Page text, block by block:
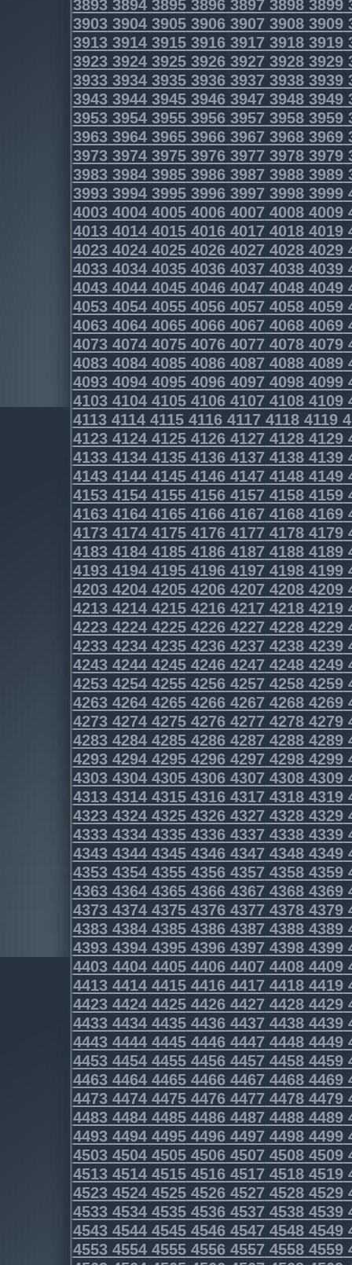
3893389438953896389738983899
3903390439053906390739083909
3913391439153916391739183919
3923392439253926392739283929
3933393439353936393739383939
3943394439453946394739483949
3953395439553956395739583959
3963396439653966396739683969
3973397439753976397739783979
3983398439853986398739883989
3993399439953996399739983999
4003400440054006400740084009
4013401440154016401740184019
4023402440254026402740284029
4033403440354036403740384039
4043404440454046404740484049
4053405440554056405740584059
4063406440654066406740684069
4073407440754076407740784079
4083408440854086408740884089
4093409440954096409740984099
4103410441054106410741084109
4113411441154116411741184119
4123412441254126412741284129
4133413441354136413741384139
4143414441454146414741484149
4153415441554156415741584159
4163416441654166416741684169
4173417441754176417741784179
4183418441854186418741884189
4193419441954196419741984199
4203420442054206420742084209
4213421442154216421742184219
4223422442254226422742284229
4233423442354236423742384239
4243424442454246424742484249
4253425442554256425742584259
4263426442654266426742684269
4273427442754276427742784279
4283428442854286428742884289
4293429442954296429742984299
4303430443054306430743084309
4313431443154316431743184319
4323432443254326432743284329
4333433443354336433743384339
4343434443454346434743484349
4353435443554356435743584359
4363436443654366436743684369
4373437443754376437743784379
4383438443854386438743884389
4393439443954396439743984399
4403440444054406440744084409
4413441444154416441744184419
4423442444254426442744284429
4433443444354436443744384439
4443444444454446444744484449
4453445444554456445744584459
4463446444654466446744684469
4473447444754476447744784479
4483448444854486448744884489
4493449444954496449744984499
4503450445054506450745084509
4513451445154516451745184519
4523452445254526452745284529
4533453445354536453745384539
4543454445454546454745484549
4553455445554556455745584559